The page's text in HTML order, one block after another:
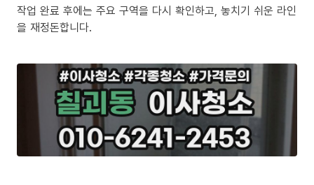
작업 완료 후에는 주요 구역을 다시 확인하고, 놓치기 쉬운 라인
을 재정돈합니다.